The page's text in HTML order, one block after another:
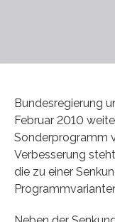
Bundesregierung
Februar 2010
Sonderprogramm
Verbesserung
die zu einer